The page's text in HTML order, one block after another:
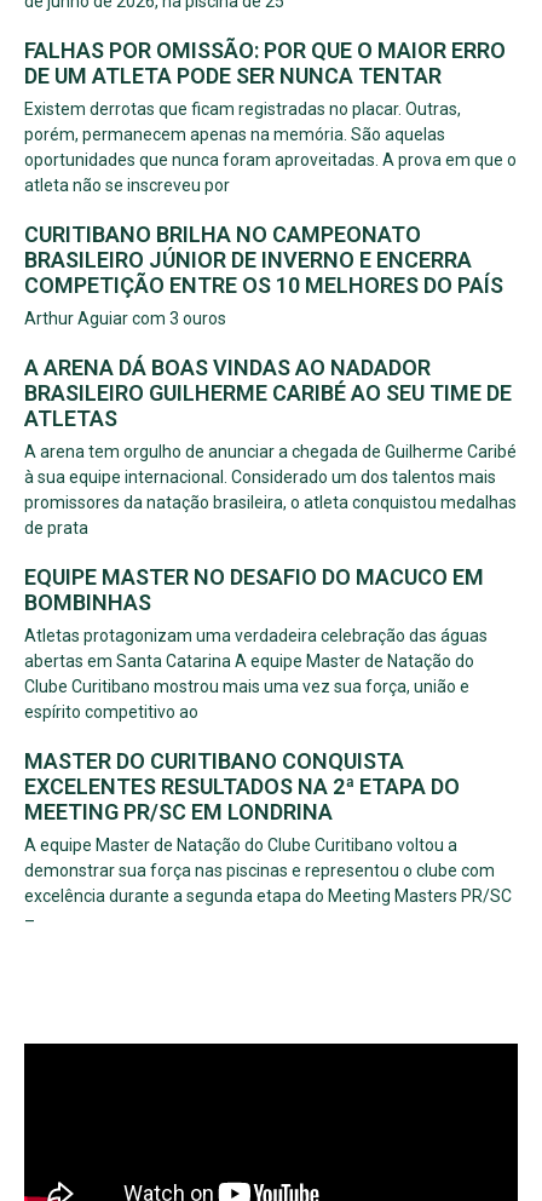
FALHAS POR OMISSÃO: POR QUE O MAIOR ERRO
DE UM ATLETA PODE SER NUNCA TENTAR
Existem derrotas que ficam registradas no placar. Outras,
porém, permanecem apenas na memória. São aquelas
oportunidades que nunca foram aproveitadas. A prova em que o
atleta não se inscreveu por
CURITIBANO BRILHA NO CAMPEONATO
BRASILEIRO JÚNIOR DE INVERNO E ENCERRA
COMPETIÇÃO ENTRE OS 10 MELHORES DO PAÍS
Arthur Aguiar com 3 ouros
A ARENA DÁ BOAS VINDAS AO NADADOR
BRASILEIRO GUILHERME CARIBÉ AO SEU TIME DE
ATLETAS
A arena tem orgulho de anunciar a chegada de Guilherme Caribé
à sua equipe internacional. Considerado um dos talentos mais
promissores da natação brasileira, o atleta conquistou medalhas
de prata
EQUIPE MASTER NO DESAFIO DO MACUCO EM
BOMBINHAS
Atletas protagonizam uma verdadeira celebração das águas
abertas em Santa Catarina A equipe Master de Natação do
Clube Curitibano mostrou mais uma vez sua força, união e
espírito competitivo ao
MASTER DO CURITIBANO CONQUISTA
EXCELENTES RESULTADOS NA 2ª ETAPA DO
MEETING PR/SC EM LONDRINA
A equipe Master de Natação do Clube Curitibano voltou a
demonstrar sua força nas piscinas e representou o clube com
excelência durante a segunda etapa do Meeting Masters PR/SC
–